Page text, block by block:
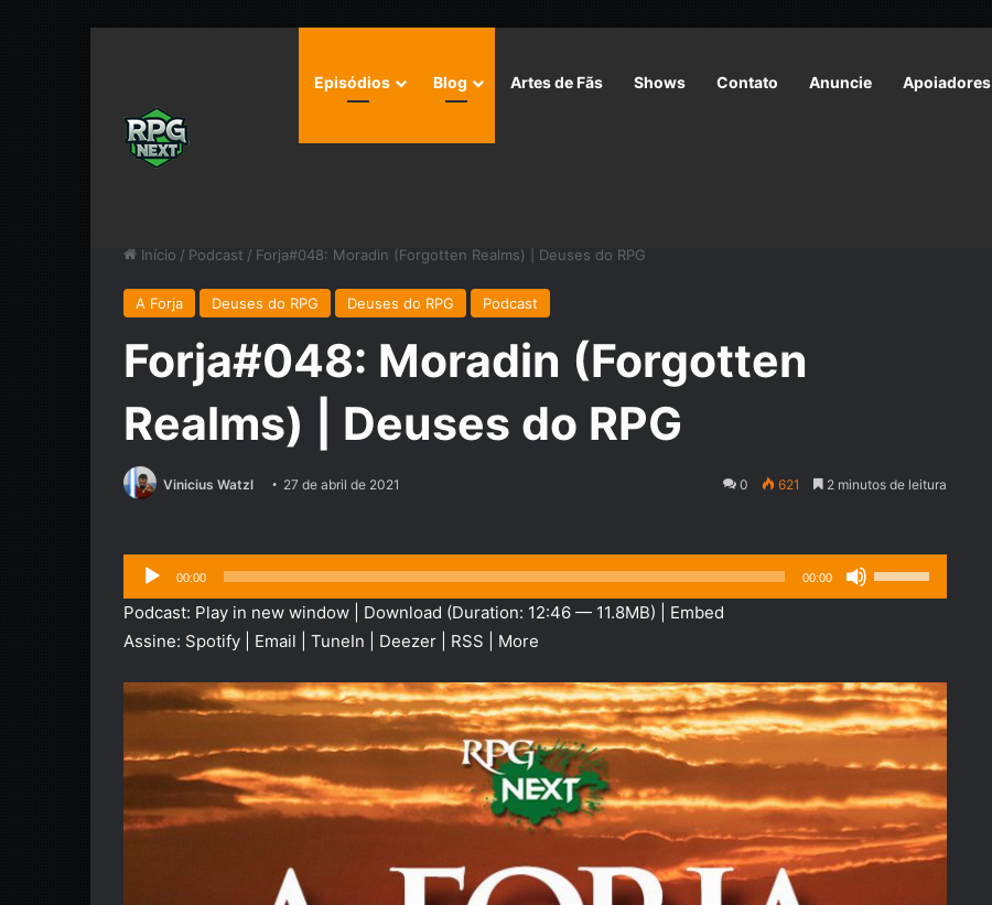
Episódios Blog Artes de Fãs Shows Contato Anuncie Apoiadores
Início / Podcast / Forja#048: Moradin (Forgotten Realms) | Deuses do RPG
A Forja Deuses do RPG Deuses do RPG Podcast
Forja#048: Moradin (Forgotten
Realms) | Deuses do RPG
Vinicius Watzl 27 de abril de 2021 0 621 2 minutos de leitura
Tocador
de
áudio
00:00 00:00
as
ou
para
baixo
para
aumentar
ou
diminuir
Podcast: Play in new window Download (Duration: 12:46 — 11.8MB) | Embed
Assine: Spotify Email TuneIn Deezer RSS More